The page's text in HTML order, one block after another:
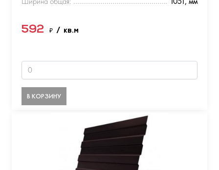
592 ₽ / кв.м
В КОРЗИНУ